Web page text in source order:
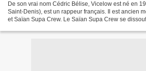
De son vrai nom Cédric Bélise, Vicelow est né en
Saint-Denis), est un rappeur français. Il est ancien
et Saïan Supa Crew. Le Saïan Supa Crew se